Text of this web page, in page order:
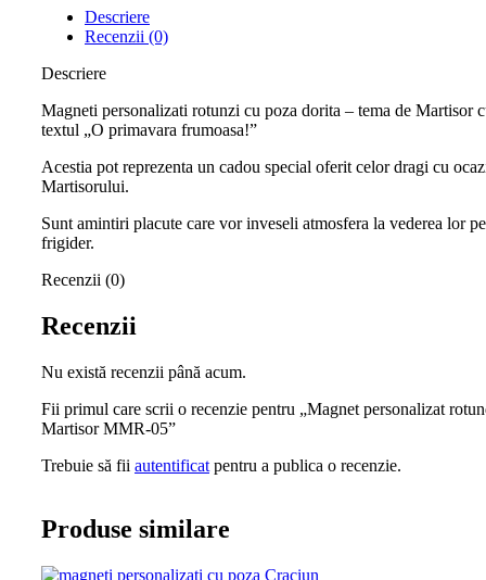
Descriere
Recenzii (0)
Descriere
Magneti personalizati rotunzi cu poza dorita – tema de Martisor
textul „O primavara frumoasa!”
Acestia pot reprezenta un cadou special oferit celor dragi cu
Martisorului.
Sunt amintiri placute care vor inveseli atmosfera la vederea lor pe
frigider.
Recenzii (0)
Recenzii
Nu există recenzii până acum.
Fii primul care scrii o recenzie pentru „Magnet personalizat
Martisor MMR-05”
Trebuie să fii autentificat pentru a publica o recenzie.
Produse similare